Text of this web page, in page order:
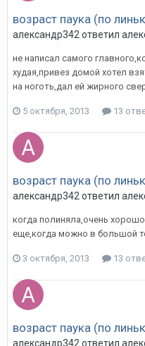
возраст паука (по
александр342 ответил
не написал самого
худая,привез домой хотел
на ноготь,дал ей жирного
5 октября, 2013 13
возраст паука (по
александр342 ответил
когда полиняла,очень
еще,когда можно в большой
3 октября, 2013 13
возраст паука (по
александр342 ответил